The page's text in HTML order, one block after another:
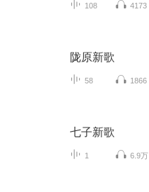
108 4173
陇原新歌
58 1866
七子新歌
1 6.9万